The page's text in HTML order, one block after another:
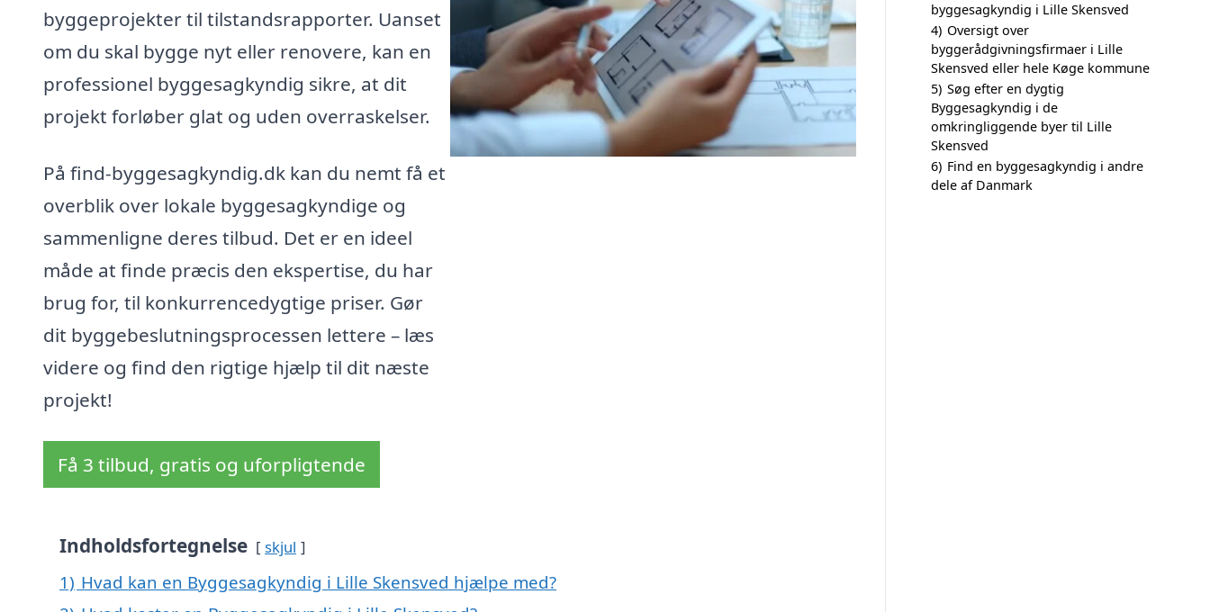
byggeprojekter til tilstandsrapporter. Uanset
om du skal bygge nyt eller renovere, kan en
professionel byggesagkyndig sikre, at dit
projekt forløber glat og uden overraskelser.
På find-byggesagkyndig.dk kan du nemt få et
overblik over lokale byggesagkyndige og
sammenligne deres tilbud. Det er en ideel
måde at finde præcis den ekspertise, du har
brug for, til konkurrencedygtige priser. Gør
dit byggebeslutningsprocessen lettere – læs
videre og find den rigtige hjælp til dit næste
projekt!
Få 3 tilbud, gratis og uforpligtende
Indholdsfortegnelse skjul
1) Hvad kan en Byggesagkyndig i Lille Skensved hjælpe med?
byggesagkyndig i Lille Skensved
4) Oversigt over
byggerådgivningsfirmaer i Lille
Skensved eller hele Køge kommune
5) Søg efter en dygtig
Byggesagkyndig i de
omkringliggende byer til Lille
Skensved
6) Find en byggesagkyndig i andre
dele af Danmark